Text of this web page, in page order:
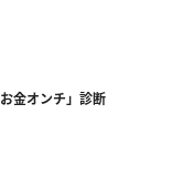
金オンチ」診断